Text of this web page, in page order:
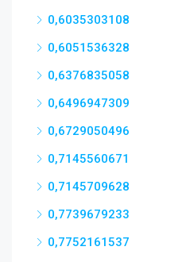
0,6035303108
0,6051536328
0,6376835058
0,6496947309
0,6729050496
0,7145560671
0,7145709628
0,7739679233
0,7752161537